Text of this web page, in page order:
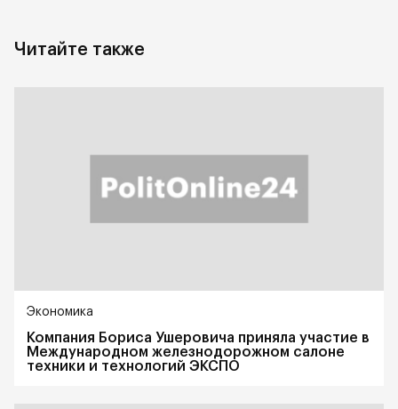
Читайте также
Экономика
Компания Бориса Ушеровича приняла участие в
Международном железнодорожном салоне
техники и технологий ЭКСПО